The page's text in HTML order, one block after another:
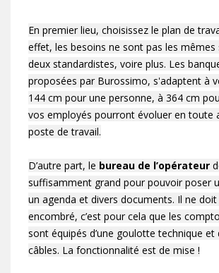
En premier lieu, choisissez le plan de
effet, les besoins ne sont pas les mêmes
deux standardistes, voire plus. Les
proposées par Burossimo, s'adaptent à
144 cm pour une personne, à 364 cm
vos employés pourront évoluer en toute
poste de travail.
D’autre part, le bureau de l’opérateur
suffisamment grand pour pouvoir poser
un agenda et divers documents. Il ne
encombré, c’est pour cela que les
sont équipés d’une goulotte technique et
câbles. La fonctionnalité est de mise !